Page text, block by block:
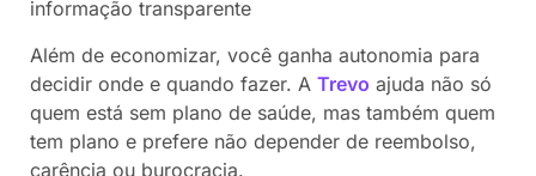
informação transparente
Além de economizar, você ganha autonomia para
decidir onde e quando fazer. A Trevo ajuda não só
quem está sem plano de saúde, mas também quem
tem plano e prefere não depender de reembolso,
carência ou burocracia.